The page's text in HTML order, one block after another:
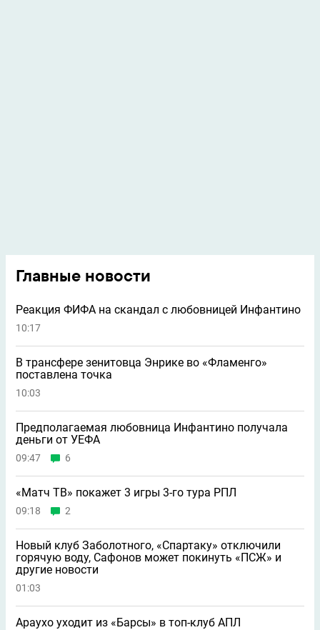
Главные новости
Реакция ФИФА на скандал с любовницей Инфантино
10:17
В трансфере зенитовца Энрике во «Фламенго»
поставлена точка
10:03
Предполагаемая любовница Инфантино получала
деньги от УЕФА
09:47 6
«Матч ТВ» покажет 3 игры 3-го тура РПЛ
09:18 2
Новый клуб Заболотного, «Спартаку» отключили
горячую воду, Сафонов может покинуть «ПСЖ» и
другие новости
01:03
Араухо уходит из «Барсы» в топ-клуб АПЛ